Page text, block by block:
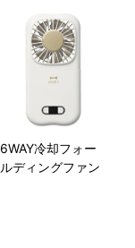
ッチは低速/高
かを押している間
6WAY冷却フォー
ルディングファン